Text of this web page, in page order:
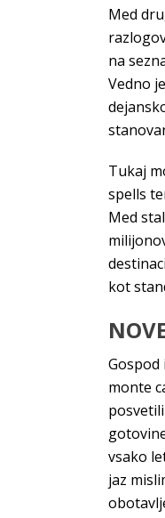
Med
na
Vedno
Tukaj
spells
Med
kot
Gospod
monte
vsako
jaz